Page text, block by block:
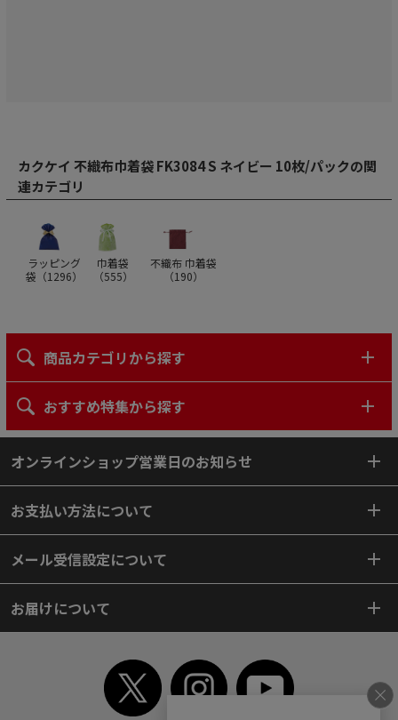
カクケイ 不織布巾着袋 FK3084 S ネイビー 10枚/パックの関
連カテゴリ
ラッピング
袋（1296）
巾着袋
（555）
不織布 巾着袋
（190）
商品カテゴリから探す
おすすめ特集から探す
オンラインショップ営業日のお知らせ
お支払い方法について
メール受信設定について
お届けについて